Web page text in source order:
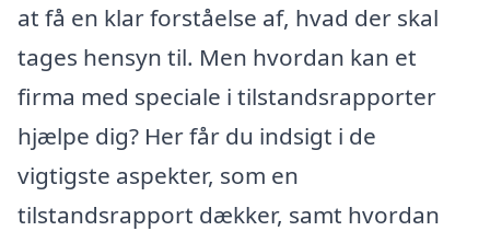
at få en klar forståelse af, hvad der skal
tages hensyn til. Men hvordan kan et
firma med speciale i tilstandsrapporter
hjælpe dig? Her får du indsigt i de
vigtigste aspekter, som en
tilstandsrapport dækker, samt hvordan